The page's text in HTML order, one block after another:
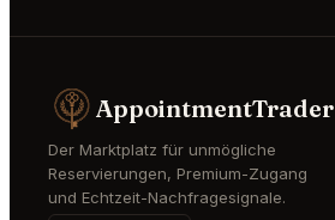
AppointmentTrader
Der Marktplatz für unmögliche
Reservierungen, Premium-Zugang
und Echtzeit-Nachfragesignale.